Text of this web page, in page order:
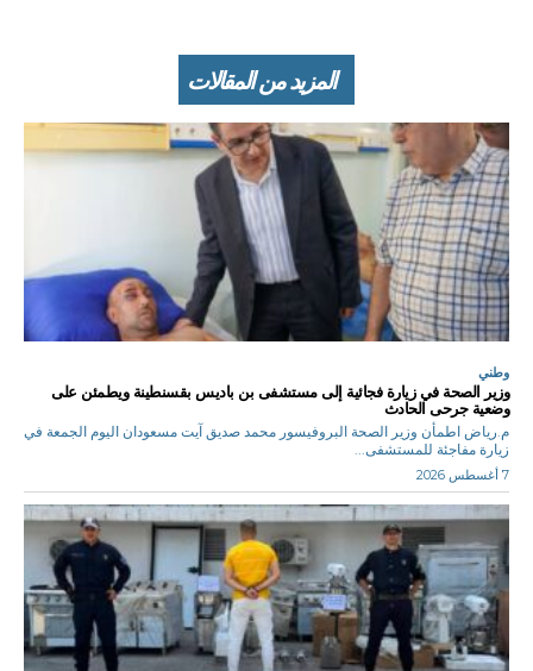
المزيد من المقالات
وطني
وزير الصحة في زيارة فجائية إلى مستشفى بن باديس بقسنطينة ويطمئن على
وضعية جرحى الحادث
م.رياض اطمأن وزير الصحة البروفيسور محمد صديق آيت مسعودان اليوم الجمعة في
زيارة مفاجئة للمستشفى...
7 أغسطس 2026